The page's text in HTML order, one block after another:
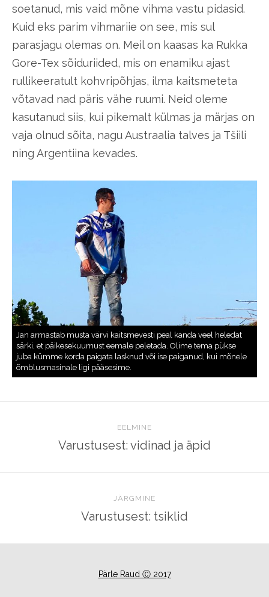
soetanud, mis vaid mõne vihma vastu pidasid.
Kuid eks parim vihmariie on see, mis sul
parasjagu olemas on. Meil on kaasas ka Rukka
Gore-Tex sõiduriided, mis on enamiku ajast
rullikeeratult kohvripõhjas, ilma kaitsmeteta
võtavad nad päris vähe ruumi. Neid oleme
kasutanud siis, kui pikemalt külmas ja märjas on
vaja olnud sõita, nagu Austraalia talves ja Tšiili
ning Argentiina kevades.
EELMINE
Varustusest: vidinad ja äpid
JÄRGMINE
Varustusest: tsiklid
Pärle Raud Ⓒ 2017